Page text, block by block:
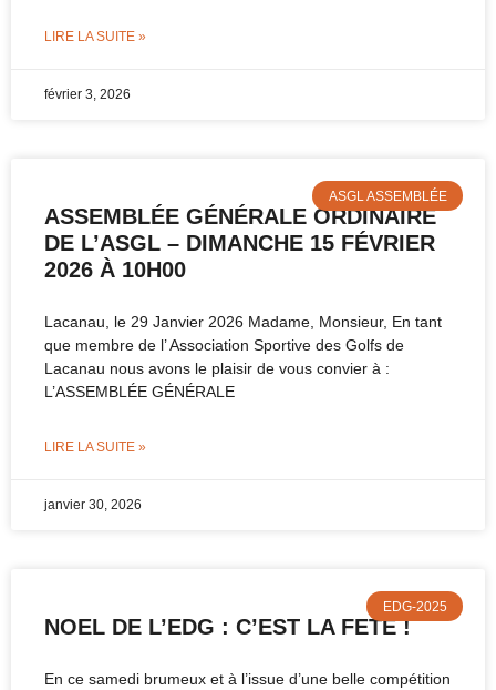
LIRE LA SUITE »
février 3, 2026
ASGL ASSEMBLÉE
ASSEMBLÉE GÉNÉRALE ORDINAIRE
DE L’ASGL – DIMANCHE 15 FÉVRIER
2026 À 10H00
Lacanau, le 29 Janvier 2026 Madame, Monsieur, En tant
que membre de l’ Association Sportive des Golfs de
Lacanau nous avons le plaisir de vous convier à :
L’ASSEMBLÉE GÉNÉRALE
LIRE LA SUITE »
janvier 30, 2026
EDG-2025
NOEL DE L’EDG : C’EST LA FETE !
En ce samedi brumeux et à l’issue d’une belle compétition